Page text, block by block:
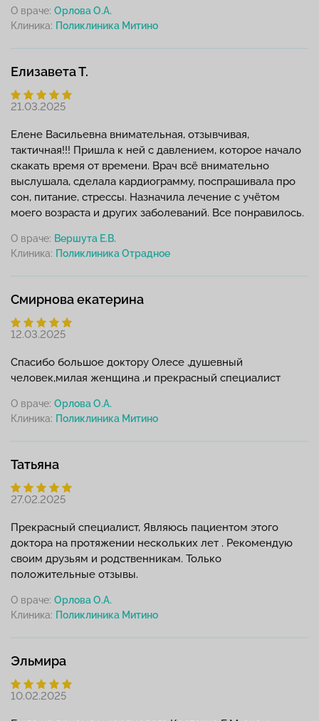
О враче: Орлова О.А.
Клиника:
Елизавета Т.
21.03.2025
Елене Васильевна внимательная, отзывчивая,
тактичная!!! Пришла к ней с давлением, которое начало
скакать время от времени. Врач всё внимательно
выслушала, сделала кардиограмму, поспрашивала про
сон, питание, стрессы. Назначила лечение с учётом
моего возраста и других заболеваний. Все понравилось.
О враче: Вершута Е.В.
Клиника:
Смирнова екатерина
12.03.2025
Спасибо большое доктору Олесе ,душевный
человек,милая женщина ,и прекрасный специалист
О враче: Орлова О.А.
Клиника:
Татьяна
27.02.2025
Прекрасный специалист, Являюсь пациентом этого
доктора на протяжении нескольких лет . Рекомендую
своим друзьям и родственникам. Только
положительные отзывы.
О враче: Орлова О.А.
Клиника:
Эльмира
10.02.2025